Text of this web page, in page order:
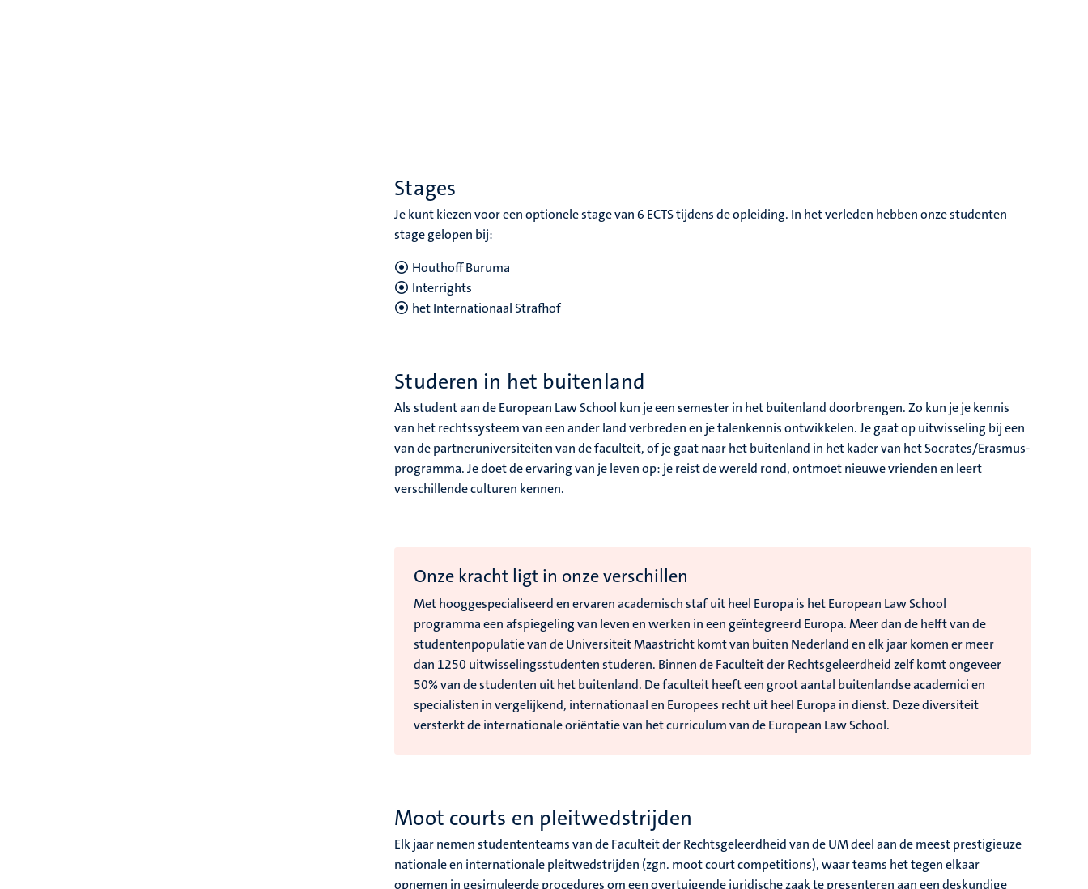
Stages
Je kunt kiezen voor een optionele stage van 6 ECTS tijdens de opleiding. In het verleden hebben onze studenten
stage gelopen bij:
Houthoff Buruma
Interrights
het Internationaal Strafhof
Studeren in het buitenland
Als student aan de European Law School kun je een semester in het buitenland doorbrengen. Zo kun je je kennis
van het rechtssysteem van een ander land verbreden en je talenkennis ontwikkelen. Je gaat op uitwisseling bij een
van de partneruniversiteiten van de faculteit, of je gaat naar het buitenland in het kader van het Socrates/Erasmus-
programma. Je doet de ervaring van je leven op: je reist de wereld rond, ontmoet nieuwe vrienden en leert
verschillende culturen kennen.
Onze kracht ligt in onze verschillen
Met hooggespecialiseerd en ervaren academisch staf uit heel Europa is het European Law School
programma een afspiegeling van leven en werken in een geïntegreerd Europa. Meer dan de helft van de
studentenpopulatie van de Universiteit Maastricht komt van buiten Nederland en elk jaar komen er meer
dan 1250 uitwisselingsstudenten studeren. Binnen de Faculteit der Rechtsgeleerdheid zelf komt ongeveer
50% van de studenten uit het buitenland. De faculteit heeft een groot aantal buitenlandse academici en
specialisten in vergelijkend, internationaal en Europees recht uit heel Europa in dienst. Deze diversiteit
versterkt de internationale oriëntatie van het curriculum van de European Law School.
Moot courts en pleitwedstrijden
Elk jaar nemen studententeams van de Faculteit der Rechtsgeleerdheid van de UM deel aan de meest prestigieuze
nationale en internationale pleitwedstrijden (zgn. moot court competitions), waar teams het tegen elkaar
opnemen in gesimuleerde procedures om een overtuigende juridische zaak te presenteren aan een deskundige